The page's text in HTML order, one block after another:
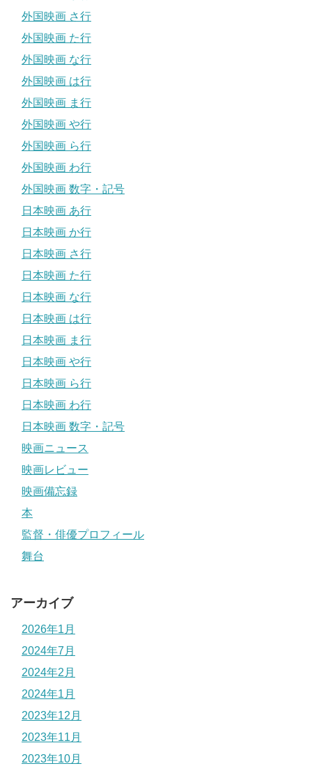
外国映画 さ行
外国映画 た行
外国映画 な行
外国映画 は行
外国映画 ま行
外国映画 や行
外国映画 ら行
外国映画 わ行
外国映画 数字・記号
日本映画 あ行
日本映画 か行
日本映画 さ行
日本映画 た行
日本映画 な行
日本映画 は行
日本映画 ま行
日本映画 や行
日本映画 ら行
日本映画 わ行
日本映画 数字・記号
映画ニュース
映画レビュー
映画備忘録
本
監督・俳優プロフィール
舞台
アーカイブ
2026年1月
2024年7月
2024年2月
2024年1月
2023年12月
2023年11月
2023年10月